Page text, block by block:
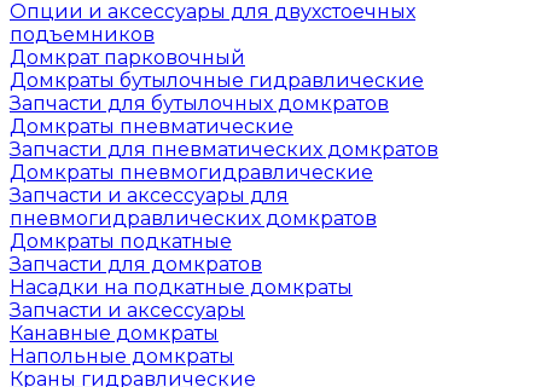
Опции и аксессуары для двухстоечных
подъемников
Домкрат парковочный
Домкраты бутылочные гидравлические
Запчасти для бутылочных домкратов
Домкраты пневматические
Запчасти для пневматических домкратов
Домкраты пневмогидравлические
Запчасти и аксессуары для
пневмогидравлических домкратов
Домкраты подкатные
Запчасти для домкратов
Насадки на подкатные домкраты
Запчасти и аксессуары
Канавные домкраты
Напольные домкраты
Краны гидравлические